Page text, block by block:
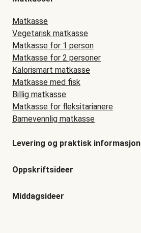
Matkasse
Vegetarisk matkasse
Matkasse for 1 person
Matkasse for 2 personer
Kalorismart matkasse
Matkasse med fisk
Billig matkasse
Matkasse for fleksitarianere
Barnevennlig matkasse
Levering og praktisk informasjon
Oppskriftsideer
Middagsideer